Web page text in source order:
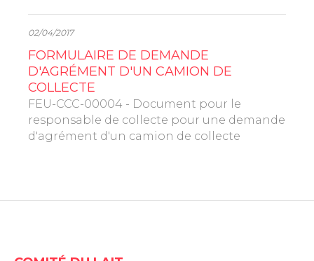
02/04/2017
FORMULAIRE DE DEMANDE
D'AGRÉMENT D'UN CAMION DE
COLLECTE
FEU-CCC-00004 - Document pour le
responsable de collecte pour une demande
d'agrément d'un camion de collecte